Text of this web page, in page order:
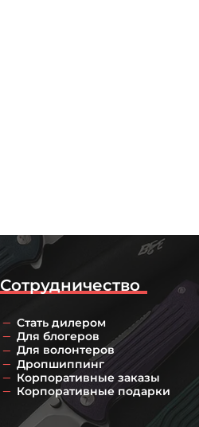
Сотрудничество
Стать дилером
Для блогеров
Для волонтеров
Дропшиппинг
Корпоративные заказы
Корпоративные подарки